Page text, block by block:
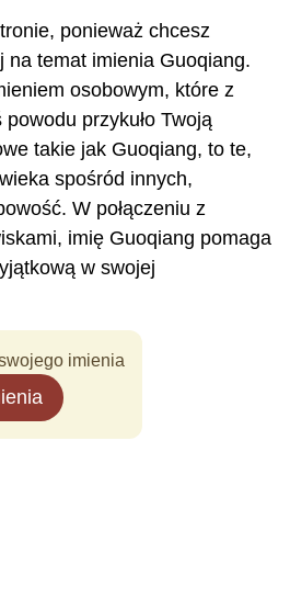
ponieważ chcesz
na temat imienia Guoqiang.
osobowym, które z
przykuło Twoją
takie jak Guoqiang, to te,
spośród innych,
W połączeniu z
imię Guoqiang pomaga
w swojej
imienia